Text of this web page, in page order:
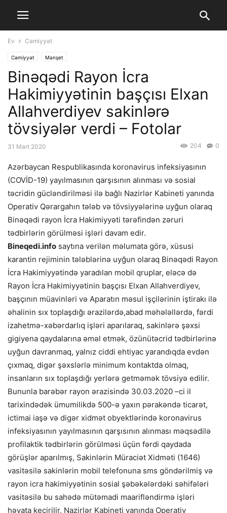
Ev Cəmiyyət
Cəmiyyət Manşet
Binəqədi Rayon İcra
Hakimiyyətinin başçısı Elxan
Allahverdiyev sakinlərə
tövsiyələr verdi – Fotolar
31 Mart 2020 0
204
Azərbaycan Respublikasında koronavirus infeksiyasının
(COVİD-19) yayılmasının qarşısının alınması və sosial
təcridin gücləndirilməsi ilə bağlı Nazirlər Kabineti yanında
Operativ Qərargahın tələb və tövsiyyələrinə uyğun olaraq
Binəqədi rayon İcra Hakimiyyəti tərəfindən zəruri
tədbirlərin görülməsi işləri davam edir.
Bineqedi.info saytına verilən məlumata görə, xüsusi
karantin rejiminin tələblərinə uyğun olaraq Binəqədi Rayon
İcra Hakimiyyətində yaradılan mobil qruplar, eləcə də
Rayon İcra Hakimiyyətinin başçısı Elxan Allahverdiyev,
başçının müavinləri və Aparatın məsul işçilərinin iştirakı ilə
əhalinin sıx toplaşdığı ərazilərdə,abad məhələllərdə, fərdi
izahetmə-xəbərdarlıq işləri aparılaraq, sakinlərə şəxsi
gigiyena qaydalarına əməl etmək, özünütəcrid tədbirlərinə
uyğun davranmaq, yalnız ciddi ehtiyac yarandıqda evdən
çıxmaq, digər şəxslərlə minimum kontaktda olmaq,
insanların sıx toplaşdığı yerlərə getməmək tövsiyə edilir.
Bununla barəbər rayon ərazisində 30.03.2020 –ci il
tarixindədək ümumilikdə 500-ə yaxın pərakəndə ticarət,
ictimai iaşə və digər xidmət obyektlərində koronavirus
infeksiyasının yayılmasının qarşısının alınması məqsədilə
profilaktik tədbirlərin görülməsi üçün fərdi qaydada
görüşlər aparılmış, Sakinlərin Müraciət Xidməti (1646)
vasitəsilə sakinlərin mobil telefonuna sms göndərilmiş və
rayon icra hakimiyyətinin sosial şəbəkələrdəki səhifələri
vasitəsilə bu sahədə mütəmadi maarifləndirmə işləri
həyata keçirilir. Nazirlər Kabineti yanında Operativ